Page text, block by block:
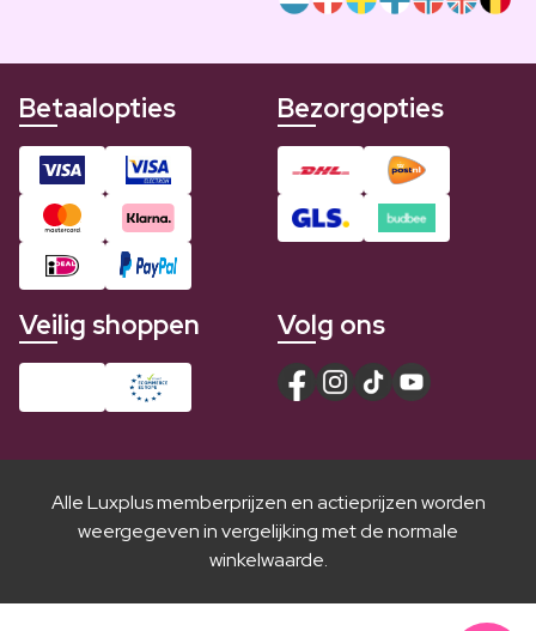
Betaalopties Bezorgopties
Veilig shoppen Volg ons
Alle Luxplus memberprijzen en actieprijzen worden
weergegeven in vergelijking met de normale
winkelwaarde.